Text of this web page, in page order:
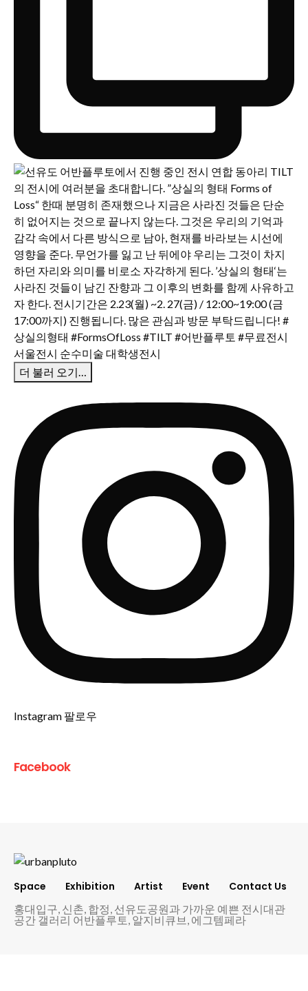
더 불러 오기…
Instagram 팔로우
Facebook
Space Exhibition Artist Event Contact Us
홍대입구, 신촌, 합정, 선유도공원과 가까운 예쁜 전시대관
공간 갤러리 어반플루토, 알지비큐브, 에그템페라